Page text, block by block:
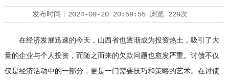
发布时间： 2024-09-20 20:59:55浏览 229次
在经济发展迅速的今天，山西省也逐渐成为投资热土，吸引了大
量的企业与个人投资，而随之而来的欠款问题也愈发严重。讨债不仅
仅是经济活动中的一部分，更是一门需要技巧和策略的艺术。在讨债